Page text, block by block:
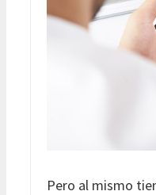
Pero al mismo